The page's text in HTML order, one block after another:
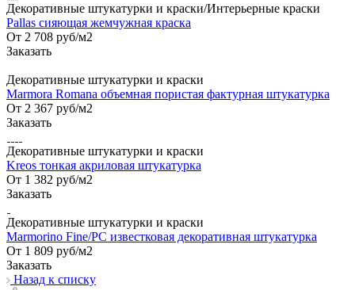
Декоративные штукатурки и краски/Интерьерные краски
Pallas сияющая жемчужная краска
От 2 708 руб/м2
Заказать
Декоративные штукатурки и краски
Marmora Romana объемная пористая фактурная штукатурка
От 2 367 руб/м2
Заказать
Декоративные штукатурки и краски
Kreos тонкая акриловая штукатурка
От 1 382 руб/м2
Заказать
Декоративные штукатурки и краски
Marmorino Fine/PC известковая декоративная штукатурка
От 1 809 руб/м2
Заказать
Назад к списку